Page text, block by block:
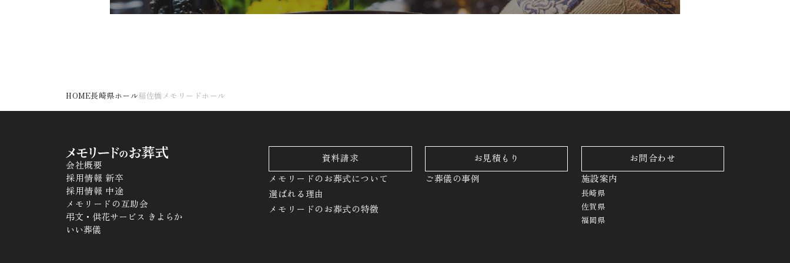
HOME長崎県ホール稲佐橋メモリードホール
会社概要
採用情報 新卒
採用情報 中途
メモリードの互助会
弔文・供花サービス きよらか
いい葬儀
資料請求 お見積もり お問合わせ
メモリードのお葬式について
選ばれる理由
メモリードのお葬式の特徴
ご葬儀の事例 施設案内
長崎県
佐賀県
福岡県